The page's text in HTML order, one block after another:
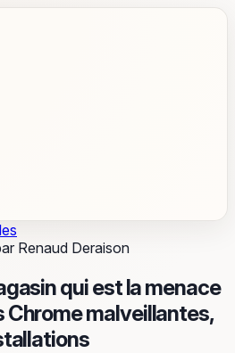
Renaud Deraison
qui est la menace
malveillantes,